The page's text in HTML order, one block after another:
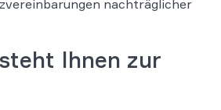
nachträglicher
Ihnen zur